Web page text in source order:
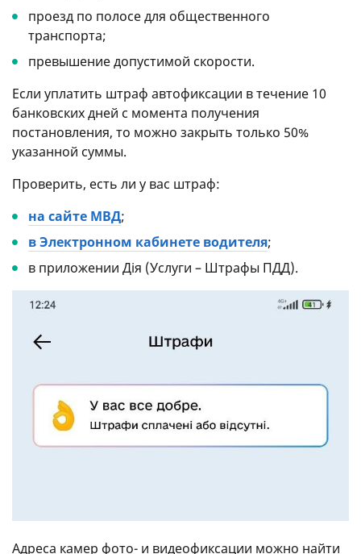
проезд по полосе для общественного
транспорта;
превышение допустимой скорости.
Если уплатить штраф автофиксации в течение 10
банковских дней с момента получения
постановления, то можно закрыть только 50%
указанной суммы.
Проверить, есть ли у вас штраф:
на сайте МВД;
в Электронном кабинете водителя;
в приложении Дія (Услуги – Штрафы ПДД).
Адреса камер фото- и видеофиксации можно найти